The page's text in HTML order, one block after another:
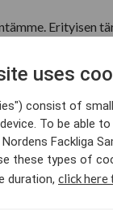
uses
consist of
To be able
Fackliga
these types of
duration, click here